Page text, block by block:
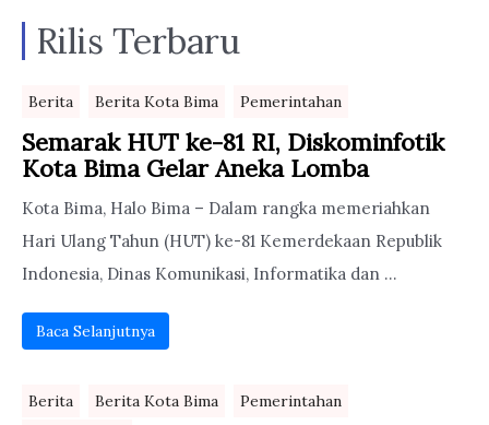
Rilis Terbaru
Berita Berita Kota Bima Pemerintahan
Semarak HUT ke-81 RI, Diskominfotik
Kota Bima Gelar Aneka Lomba
Kota Bima, Halo Bima – Dalam rangka memeriahkan
Hari Ulang Tahun (HUT) ke-81 Kemerdekaan Republik
Indonesia, Dinas Komunikasi, Informatika dan ...
Baca Selanjutnya
Berita Berita Kota Bima
Pemerintahan